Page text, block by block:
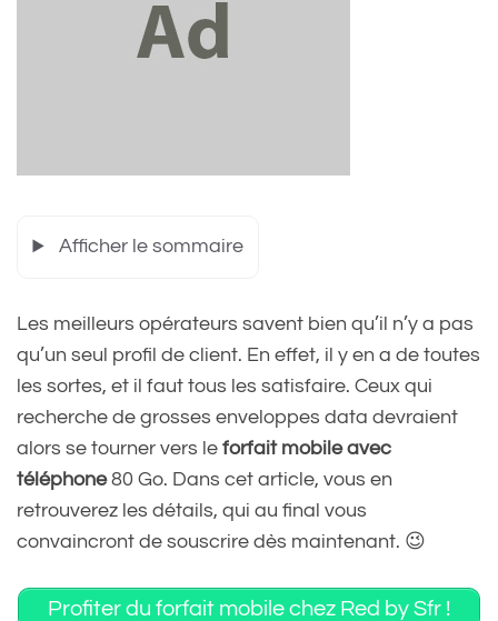
Afficher le sommaire
Les meilleurs opérateurs savent bien qu’il n’y a pas
qu’un seul profil de client. En effet, il y en a de toutes
les sortes, et il faut tous les satisfaire. Ceux qui
recherche de grosses enveloppes data devraient
alors se tourner vers le forfait mobile avec
téléphone80 Go. Dans cet article, vous en
retrouverez les détails, qui au final vous
convaincront de souscrire dès maintenant. 😉
Profiter du forfait mobile chez Red by Sfr !